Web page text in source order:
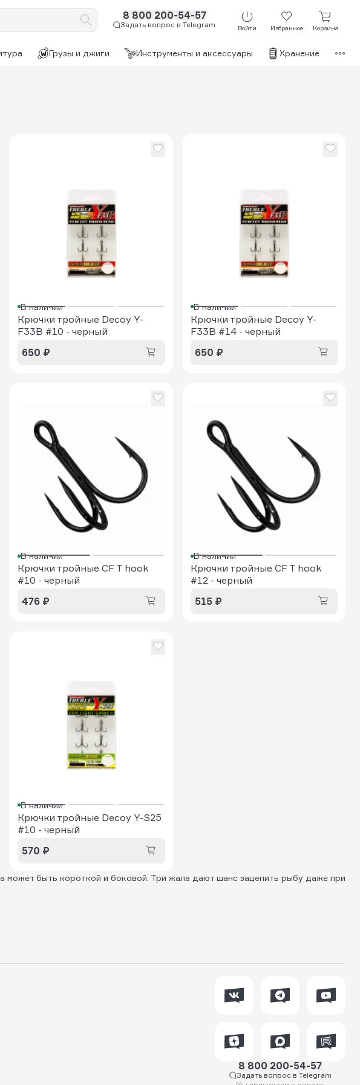
8 800 200-54-57
Задать вопрос в Telegram Войти Избранное Корзина
Грузы и джиги Инструменты и аксессуары Хранение
В наличии
Крючки тройные Decoy Y-
F33B #10 - черный
650 ₽
В наличии
Крючки тройные Decoy Y-
F33B #14 - черный
650 ₽
В наличии
Крючки тройные CF T hook
#10 - черный
476 ₽
В наличии
Крючки тройные CF T hook
#12 - черный
515 ₽
В наличии
Крючки тройные Decoy Y-S25
#10 - черный
570 ₽
может быть короткой и боковой. Три жала дают шанс зацепить рыбу даже при
8 800 200-54-57
Задать вопрос в Telegram